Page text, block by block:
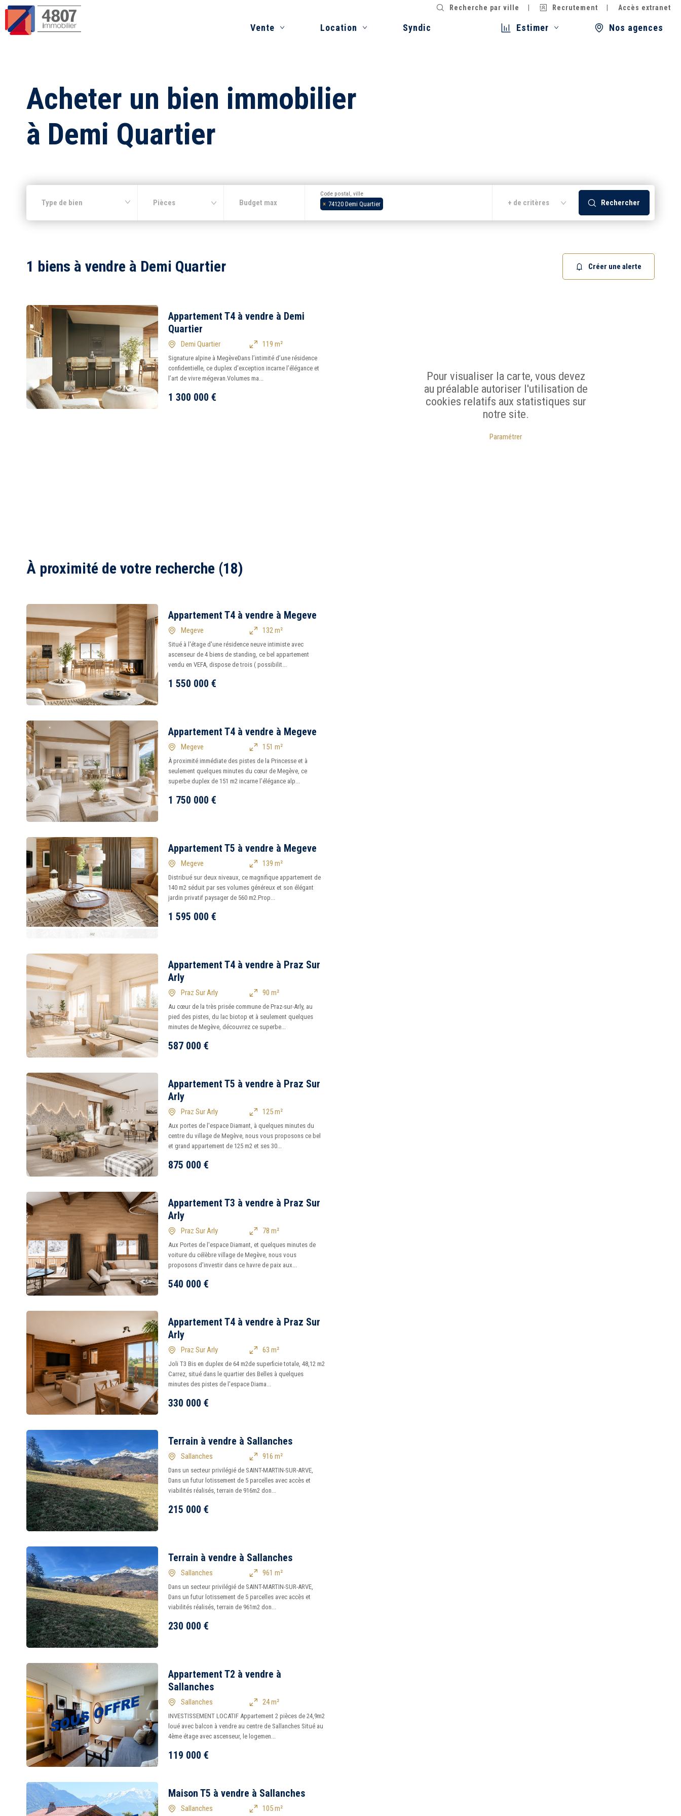
Vente Location Syndic Estimer Nos agences
Recherche par ville Recrutement Accès extranet
Acheter un bien immobilier
à Demi Quartier
Type de bien Pièces
3
4
× 74120 Demi Quartier
Code postal, ville
+ de critères
Terrasse
Garage
Chambre au rez-de-
Rechercher
1 biens à vendre à Demi Quartier Créer une alerte
Pour visualiser la carte, vous devez
au préalable autoriser l'utilisation de
cookies relatifs aux statistiques sur
notre site.
Paramétrer
Appartement T4 à vendre à Demi
Quartier
Demi Quartier 119 m²
Signature alpine à MegèveDans l’intimité d’une résidence
confidentielle, ce duplex d’exception incarne l’élégance et
l’art de vivre mégevan.Volumes ma...
1 300 000 €
À proximité de votre recherche (18)
Appartement T4 à vendre à Megeve
Megeve 132 m²
Situé à l'étage d'une résidence neuve intimiste avec
ascenseur de 4 biens de standing, ce bel appartement
vendu en VEFA, dispose de trois ( possibilit...
1 550 000 €
Appartement T4 à vendre à Megeve
Megeve 151 m²
À proximité immédiate des pistes de la Princesse et à
seulement quelques minutes du cœur de Megève, ce
superbe duplex de 151 m2 incarne l’élégance alp...
1 750 000 €
Appartement T5 à vendre à Megeve
Megeve 139 m²
Distribué sur deux niveaux, ce magnifique appartement de
140 m2 séduit par ses volumes généreux et son élégant
jardin privatif paysager de 560 m2.Prop...
1 595 000 €
Appartement T4 à vendre à Praz Sur
Arly
Praz Sur Arly 90 m²
Au cœur de la très prisée commune de Praz-sur-Arly, au
pied des pistes, du lac biotop et à seulement quelques
minutes de Megève, découvrez ce superbe...
587 000 €
Appartement T5 à vendre à Praz Sur
Arly
Praz Sur Arly 125 m²
Aux portes de l'espace Diamant, à quelques minutes du
centre du village de Megève, nous vous proposons ce bel
et grand appartement de 125 m2 et ses 30...
875 000 €
Appartement T3 à vendre à Praz Sur
Arly
Praz Sur Arly 78 m²
Aux Portes de l'espace Diamant, et quelques minutes de
voiture du célèbre village de Megève, nous vous
proposons d'investir dans ce havre de paix aux...
540 000 €
Appartement T4 à vendre à Praz Sur
Arly
Praz Sur Arly 63 m²
Joli T3 Bis en duplex de 64 m2de superficie totale, 48,12 m2
Carrez, situé dans le quartier des Belles à quelques
minutes des pistes de l'espace Diama...
330 000 €
Terrain à vendre à Sallanches
Sallanches 916 m²
Dans un secteur privilégié de SAINT-MARTIN-SUR-ARVE,
Dans un futur lotissement de 5 parcelles avec accès et
viabilités réalisés, terrain de 916m2 don...
215 000 €
Terrain à vendre à Sallanches
Sallanches 961 m²
Dans un secteur privilégié de SAINT-MARTIN-SUR-ARVE,
Dans un futur lotissement de 5 parcelles avec accès et
viabilités réalisés, terrain de 961m2 don...
230 000 €
Appartement T2 à vendre à
Sallanches
Sallanches 24 m²
INVESTISSEMENT LOCATIF Appartement 2 pièces de 24,9m2
loué avec balcon à vendre au centre de Sallanches Situé au
4ème étage avec ascenseur, le logemen...
119 000 €
Maison T5 à vendre à Sallanches
Sallanches 105 m²